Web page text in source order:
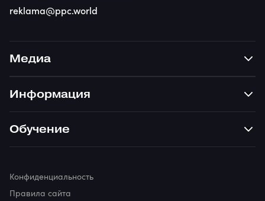
Медиа
Информация
Обучение
reklama@ppc.world
Конфиденциальность
Правила сайта